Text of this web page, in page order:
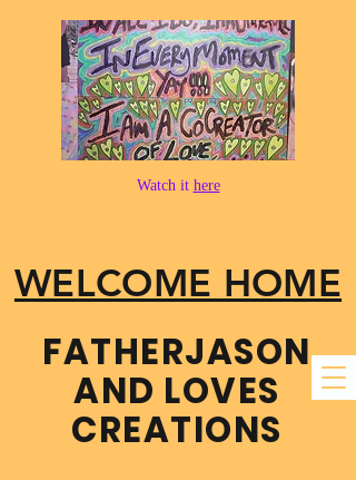
WELCOME HOME
FATHER​JASON
AND LOVES
CREATIONS
Watch it here